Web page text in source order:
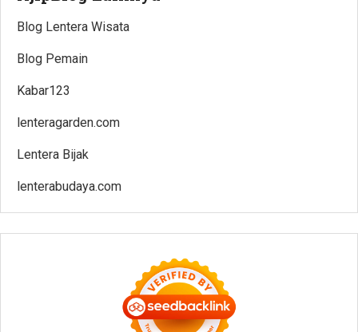
Blog Lentera Wisata
Blog Pemain
Kabar123
lenteragarden.com
Lentera Bijak
lenterabudaya.com